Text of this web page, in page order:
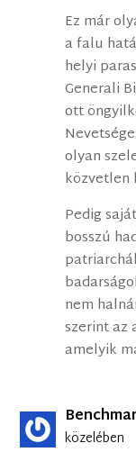
Ez már
a falu
helyi
Generali
ott
olyan
közvetlen
Pedig
bosszú
nem
szerint az
amelyik
közelében